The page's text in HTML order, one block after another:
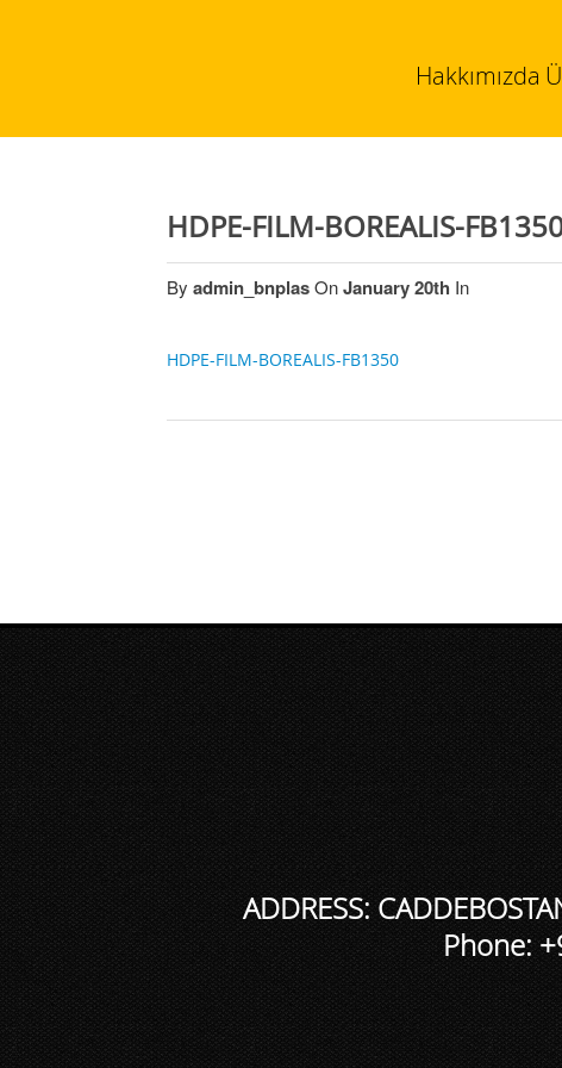
Hakkımızda
HDPE-FILM-BOREALIS-
By admin_bnplasOnJanuary 20th In
HDPE-FILM-BOREALIS-FB1350
ADDRESS:
Phone: